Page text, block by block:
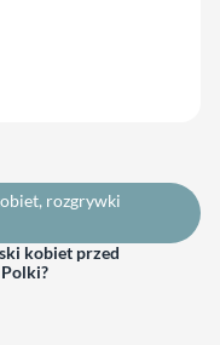
, rozgrywki
kobiet przed